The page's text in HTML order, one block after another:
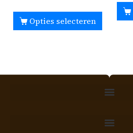
Opties selecteren